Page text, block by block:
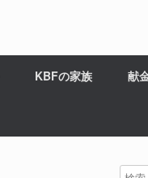
KBFの家族 献